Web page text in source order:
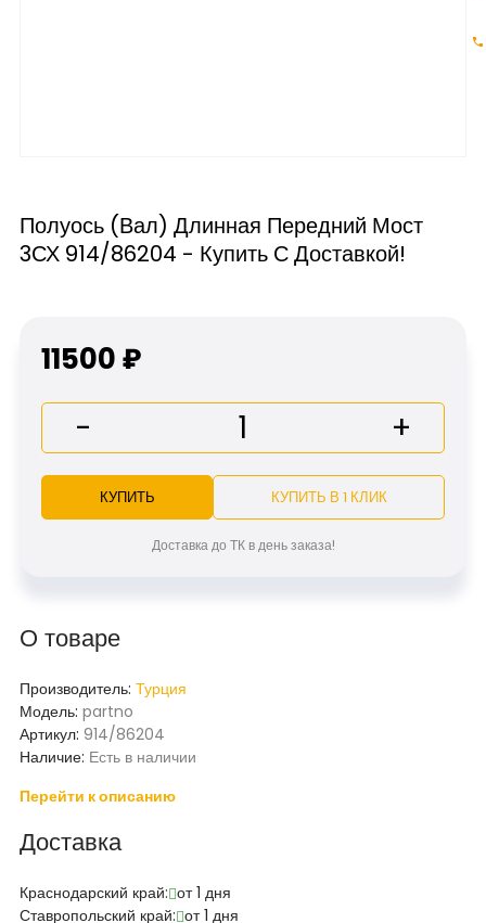
Полуось (вал) Длинная Передний Мост
3СХ 914/86204 - Купить С Доставкой!
О товаре
Производитель: Турция
Модель: partno
Артикул: 914/86204
Наличие: Есть в наличии
Перейти к описанию
Доставка
Краснодарский край: от 1 дня
Ставропольский край: от 1 дня
11500 ₽
- +
КУПИТЬ КУПИТЬ В 1 КЛИК
Доставка до ТК в день заказа!